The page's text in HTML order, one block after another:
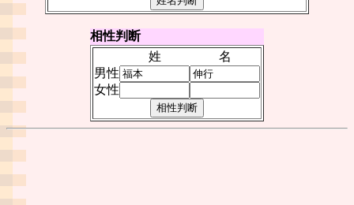
相性判断
姓
名
男性
女性